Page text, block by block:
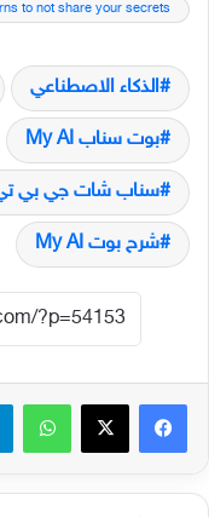
to not share your secrets
الذكاء الاصطناعي
بوت سناب My AI
سناب شات جي بي
شرح بوت My AI
فيسبوك‫X